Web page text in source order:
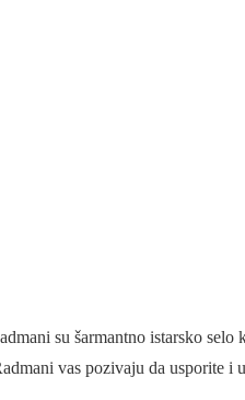
su šarmantno istarsko
vas pozivaju da usporite